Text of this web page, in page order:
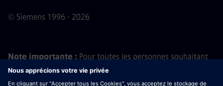
© Siemens 1996 - 2026
Note importante : Pour toutes les personnes souhaitant
nous rejoindre, veuillez noter que Siemens ne demande
aucun frais avant, pendant ou après le processus de